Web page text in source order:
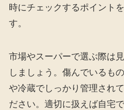
時にチェックするポイント
す。
市場やスーパーで選ぶ際は
しましょう。傷んでいるも
や冷蔵でしっかり管理され
ださい。適切に扱えば自宅